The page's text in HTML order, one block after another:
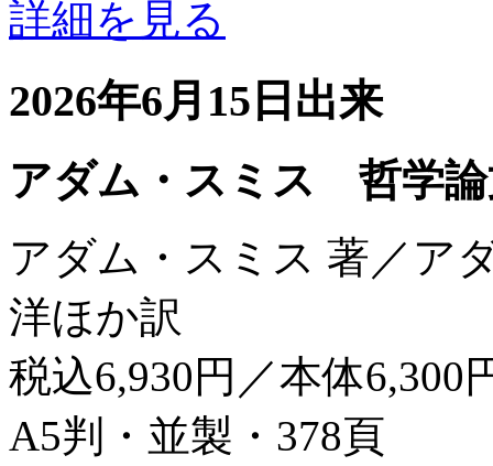
詳細を見る
2026年6月15日出来
アダム・スミス 哲学論
アダム・スミス 著／ア
洋ほか訳
税込6,930円／本体6,300
A5判・並製・378頁